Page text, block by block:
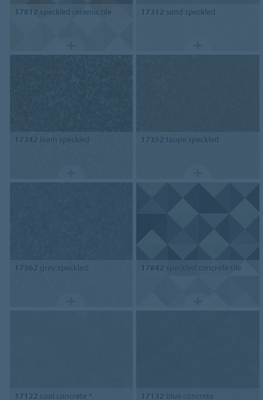
17812 speckled ceramic tile 17312 sand speckled
17342 loam speckled 17352 taupe speckled
17362 grey speckled 17842 speckled concrete tile
17122 cool concrete * 17132 blue concrete